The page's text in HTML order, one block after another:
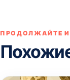
ПРОДОЛЖАЙТЕ